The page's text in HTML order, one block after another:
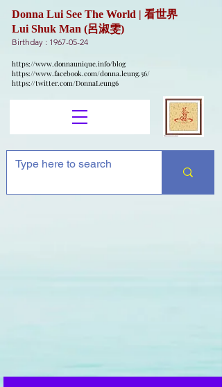
Donna Lui See The World | 看世界
Lui Shuk Man (呂淑雯)
Birthday : 1967-05-24
https://www.donnaunique.info/blog
https://www.facebook.com/donna.leung.56/
https://twitter.com/DonnaLeung6